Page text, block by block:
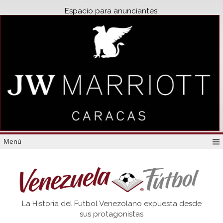
Espacio para anunciantes:
Menú
Venezuela
La Historia del Futbol Venezolano expuesta desde
sus protagonistas